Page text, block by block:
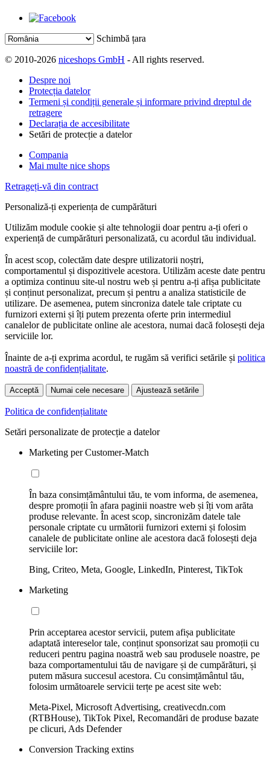
Schimbă țara
© 2010-2026 niceshops GmbH - All rights reserved.
Despre noi
Protecția datelor
Termeni și condiții generale și informare privind dreptul de
retragere
Declarația de accesibilitate
Setări de protecție a datelor
Compania
Mai multe nice shops
Retrageți-vă din contract
Personaliză-ți experiența de cumpărături
Utilizăm module cookie și alte tehnologii doar pentru a-ți oferi o
experiență de cumpărături personalizată, cu acordul tău individual.
În acest scop, colectăm date despre utilizatorii noștri,
comportamentul și dispozitivele acestora. Utilizăm aceste date pentru
a optimiza continuu site-ul nostru web și pentru a-ți afișa publicitate
și conținut personalizat, precum și pentru a analiza statisticile de
utilizare. De asemenea, putem sincroniza datele tale criptate cu
furnizori externi și îți putem prezenta oferte prin intermediul
canalelor de publicitate online ale acestora, numai dacă folosești deja
serviciile lor.
Înainte de a-ți exprima acordul, te rugăm să verifici setările și politica
noastră de confidențialitate.
Acceptă Numai cele necesare Ajustează setările
Politica de confidențialitate
Setări personalizate de protecție a datelor
Marketing per Customer-Match
În baza consimțământului tău, te vom informa, de asemenea,
despre promoții în afara paginii noastre web și îți vom arăta
produse relevante. În acest scop, sincronizăm datele tale
personale criptate cu următorii furnizori externi și folosim
canalele de publicitate online ale acestora dacă folosești deja
serviciile lor:
Bing, Criteo, Meta, Google, LinkedIn, Pinterest, TikTok
Marketing
Prin acceptarea acestor servicii, putem afișa publicitate
adaptată intereselor tale, conținut sponsorizat sau promoții cu
reduceri pentru pagina noastră web sau produsele noastre, pe
baza comportamentului tău de navigare și de cumpărături, și
putem măsura succesul acestora. Cu consimțământul tău,
folosim următoarele servicii terțe pe acest site web:
Meta-Pixel, Microsoft Advertising, creativecdn.com
(RTBHouse), TikTok Pixel, Recomandări de produse bazate
pe clicuri, Ads Defender
Conversion Tracking extins